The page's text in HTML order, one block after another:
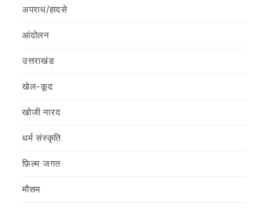
अपराध/हादसे
आंदोलन
उत्तराखंड
खेल-कूद
खोजी नारद
धर्म संस्कृति
फ़िल्‍म जगत
मौसम